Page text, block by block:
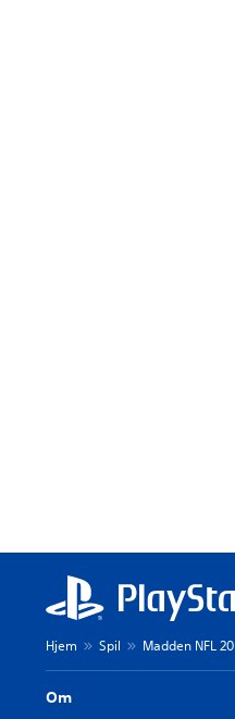
Hjem Spil Madden NFL 20
Om